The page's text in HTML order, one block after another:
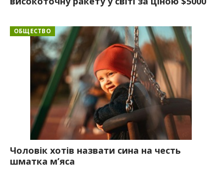
ОБЩЕСТВО
Чоловік хотів назвати сина на честь
шматка м’яса